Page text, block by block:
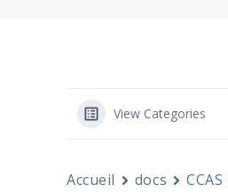
View Categories
Accueil docs
CCAS